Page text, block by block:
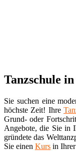
Tanzschule
Sie suchen eine
höchste Zeit! Ihre
Grund- oder
Angebote, die Sie in
gründete das
Sie einen Kurs in